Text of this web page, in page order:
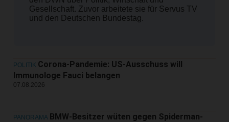
Gesellschaft. Zuvor arbeitete sie für Servus TV
und den Deutschen Bundestag.
POLITIK Corona-Pandemie: US-Ausschuss will
Immunologe Fauci belangen
07.08.2026
PANORAMA BMW-Besitzer wüten gegen Spiderman-